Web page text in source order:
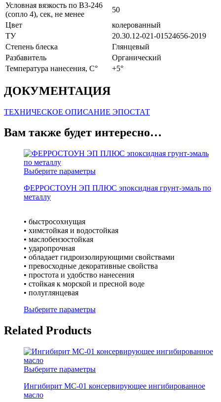
Условная вязкость по В3-246
(сопло 4), сек, не менее
50
Цвет
колерованный
ТУ
20.30.12-021-01524656-2019
Степень блеска
Глянцевый
Разбавитель
Органический
Температура нанесения, С°
+5°
ДОКУМЕНТАЦИЯ
ТЕХНИЧЕСКОЕ ОПИСАНИЕ ЭПОСТАТ
Вам также будет интересно…
Выберите параметры
ФЕРРОСТОУН ЭП ПЛЮС эпоксидная грунт-эмаль по
металлу
• быстросохнущая
• химстойкая и водостойкая
• маслобензостойкая
• ударопрочная
• обладает гидроизолирующими свойствами
• превосходные декоративные свойства
• простота и удобство нанесения
• стойкая к морской и пресной воде
• полуглянцевая
Выберите параметры
Related Products
Выберите параметры
Ингибирит МС-01 консервирующее ингибированное
масло